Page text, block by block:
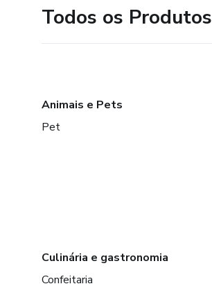
Todos os Produtos
Animais e Pets
Pet
Culinária e gastronomia
Confeitaria